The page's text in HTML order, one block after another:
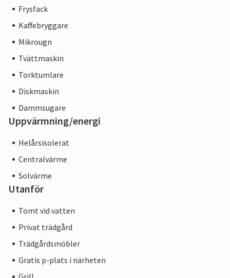
Frysfack
Kaffebryggare
Mikrougn
Tvättmaskin
Torktumlare
Diskmaskin
Dammsugare
Uppvärmning/energi
Helårsisolerat
Centralvärme
Solvärme
Utanför
Tomt vid vatten
Privat trädgård
Trädgårdsmöbler
Gratis p-plats i närheten